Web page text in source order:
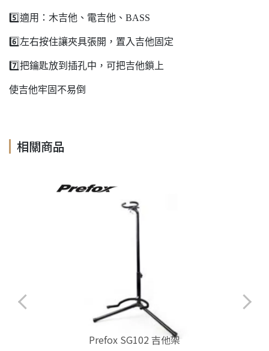
5️⃣適用：木吉他、電吉他、BASS
6️⃣左右按住讓夾具張開，置入吉他固定
7️⃣把鑰匙放到插孔中，可把吉他鎖上
使吉他牢固不易倒
相關商品
Prefox SG102 吉他架